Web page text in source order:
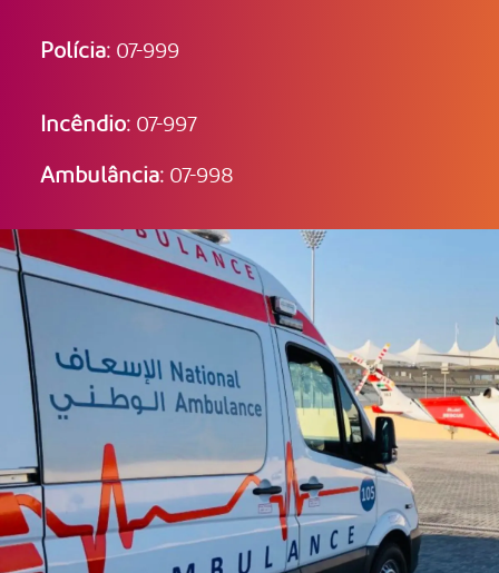
Polícia:07-999
Incêndio:07-997
Ambulância:07-998